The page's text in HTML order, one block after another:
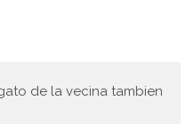
de la vecina tambien